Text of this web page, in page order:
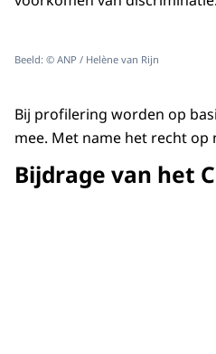
Beeld: © ANP / Helène van Rijn
Bij profilering worden op
mee. Met name het recht
Bijdrage van het